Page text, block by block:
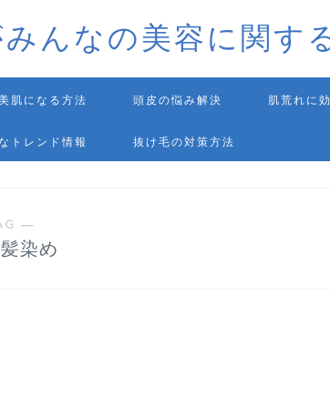
んなの美容に関す
肌になる方法 頭皮の悩み解決 肌荒れに
トレンド情報 抜け毛の対策方法
―
染め